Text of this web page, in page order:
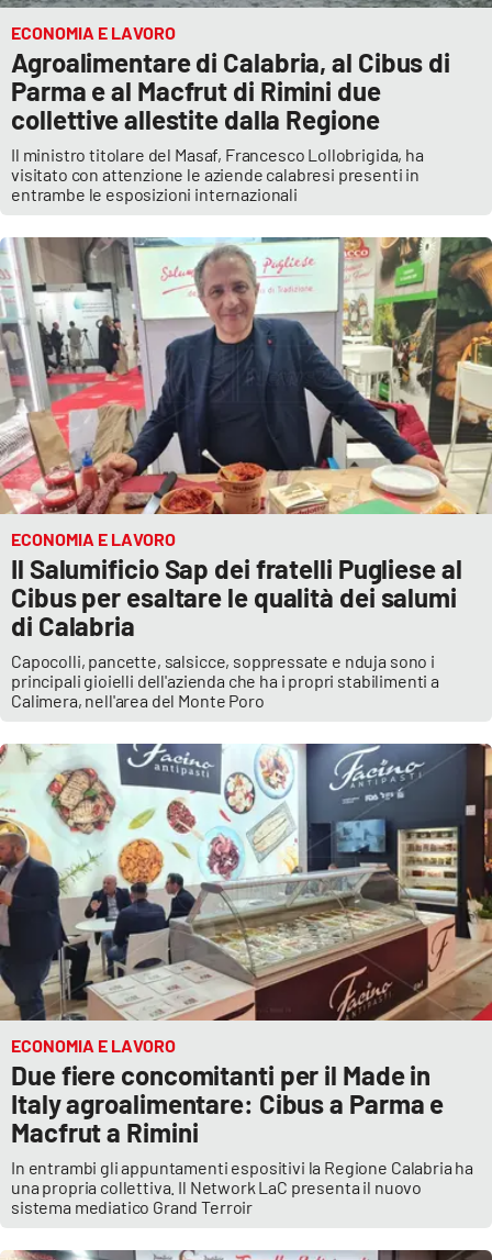
ECONOMIA E LAVORO
Agroalimentare di Calabria, al Cibus di
Parma e al Macfrut di Rimini due
collettive allestite dalla Regione
Il ministro titolare del Masaf, Francesco Lollobrigida, ha
visitato con attenzione le aziende calabresi presenti in
entrambe le esposizioni internazionali
ECONOMIA E LAVORO
Il Salumificio Sap dei fratelli Pugliese al
Cibus per esaltare le qualità dei salumi
di Calabria
Capocolli, pancette, salsicce, soppressate e nduja sono i
principali gioielli dell'azienda che ha i propri stabilimenti a
Calimera, nell'area del Monte Poro
ECONOMIA E LAVORO
Due fiere concomitanti per il Made in
Italy agroalimentare: Cibus a Parma e
Macfrut a Rimini
In entrambi gli appuntamenti espositivi la Regione Calabria ha
una propria collettiva. Il Network LaC presenta il nuovo
sistema mediatico Grand Terroir